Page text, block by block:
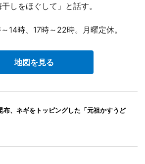
しをほぐして」と話す。
14時、17時～22時。月曜定休。
地図を見る
布、ネギをトッピングした「元祖かすうど